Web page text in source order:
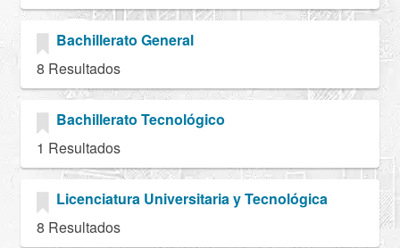
Bachillerato General
8 Resultados
Bachillerato Tecnológico
1 Resultados
Licenciatura Universitaria y Tecnológica
8 Resultados